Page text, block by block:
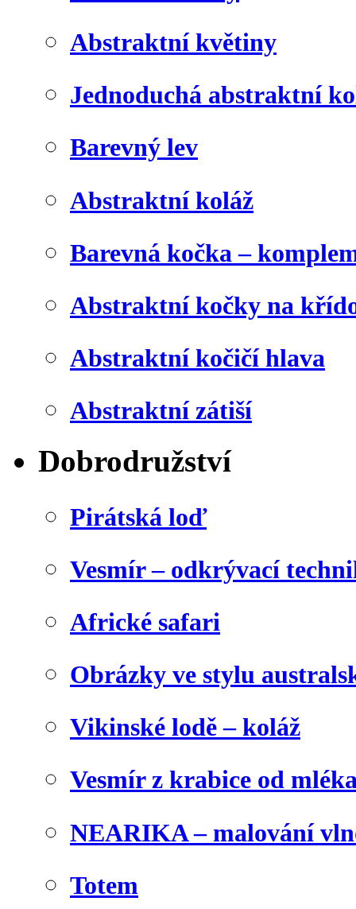
Abstraktní květiny
Jednoduchá abstraktní
Barevný lev
Abstraktní koláž
Barevná kočka –
Abstraktní kočky na
Abstraktní kočičí hlava
Abstraktní zátiší
Dobrodružství
Pirátská loď
Vesmír – odkrývací
Africké safari
Obrázky ve stylu
Vikinské lodě – koláž
Vesmír z krabice od
NEARIKA – malování
Totem